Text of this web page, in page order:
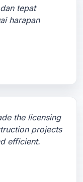
tepat
harapan
the licensing
projects
efficient.